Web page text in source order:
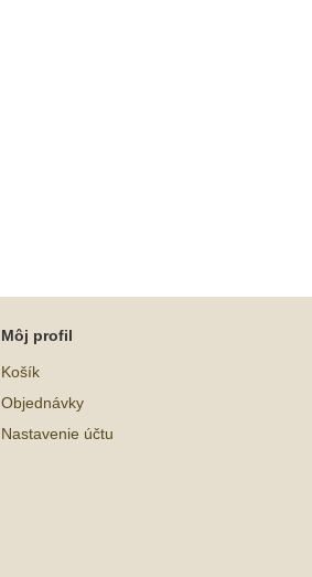
Môj profil
Košík
Objednávky
Nastavenie účtu